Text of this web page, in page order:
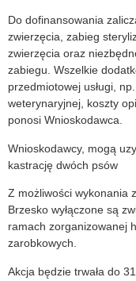
Do dofinansowania
zwierzęcia, zabieg
zwierzęcia oraz
zabiegu. Wszelkie
przedmiotowej usługi,
weterynaryjnej, koszty
ponosi Wnioskodawca.
Wnioskodawcy, mogą
kastrację dwóch
Z możliwości wykonania
Brzesko wyłączone są
ramach
zarobkowych.
Akcja będzie trwała do